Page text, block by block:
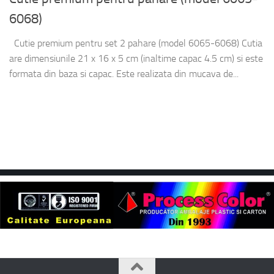
6068)
Cutie premium pentru set 2 pahare (model 6065-6068) Cutia
are dimensiunile 21 x 16 x 5 cm (inaltime capac 4.5 cm) si este
formata din baza si capac. Este realizata din mucava de...